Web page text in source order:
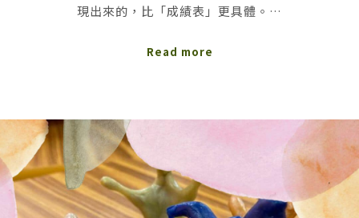
現出來的，比「成績表」更具體。…
Read more